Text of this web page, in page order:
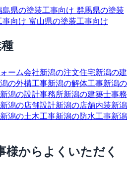
島県の塗装工事向け 群馬県の塗装
事向け 富山県の塗装工事向け
ーム会社新潟の注文住宅新潟の建
の外構工事新潟の解体工事新潟の
新潟の設計事務所新潟の建築士事務
新潟の店舗設計新潟の店舗内装新潟
新潟の土木工事新潟の防水工事新潟
様からよくいただく